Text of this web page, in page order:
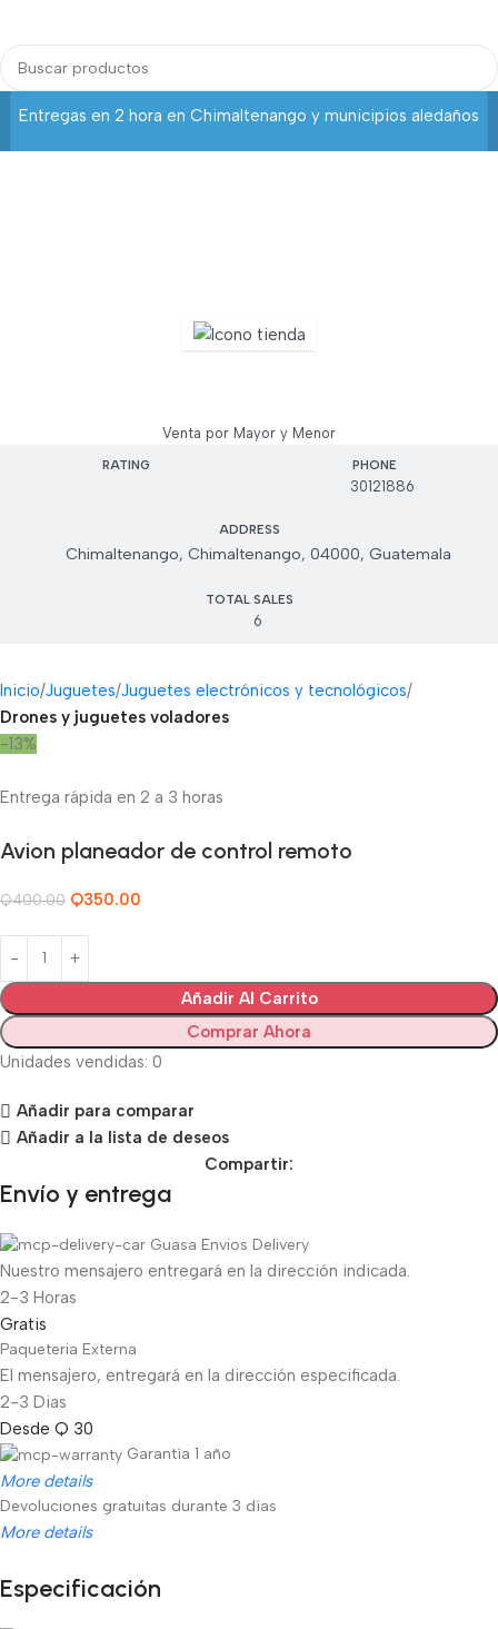
Entregas en 2 hora en Chimaltenango y municipios aledaños
Venta por Mayor y Menor
RATING PHONE
30121886
ADDRESS
Chimaltenango, Chimaltenango, 04000, Guatemala
TOTAL SALES
6
Inicio Juguetes Juguetes electrónicos y tecnológicos
Drones y juguetes voladores
-13%
Entrega rápida en 2 a 3 horas
Avion planeador de control remoto
Q400.00 Q350.00
Añadir Al Carrito
Comprar Ahora
Unidades vendidas: 0
Añadir para comparar
Añadir a la lista de deseos
Compartir:
Envío y entrega
Guasa Envios Delivery
Nuestro mensajero entregará en la dirección indicada.
2-3 Horas
Gratis
Paqueteria Externa
El mensajero, entregará en la dirección especificada.
2-3 Dias
Desde Q 30
Garantía 1 año
More details
Devoluciones gratuitas durante 3 días
More details
Unbeatable offers
Black Friday Blowout!
Especificación